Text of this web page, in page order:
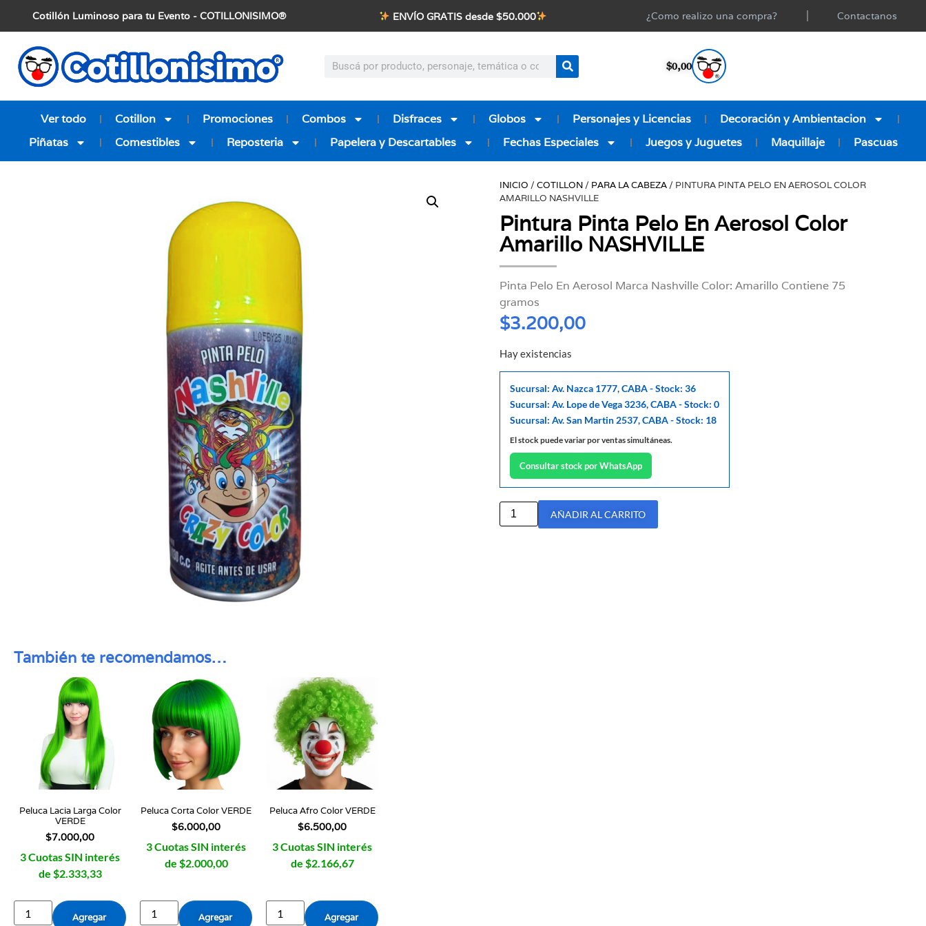
Cotillón Luminoso para tu Evento - COTILLONISIMO® ENVÍO GRATIS desde $50.000 ¿Como realizo una compra? Contactanos
$0,00
Ver todo Cotillon Promociones Combos Disfraces Globos Personajes y Licencias
Decoración y Ambientacion
Piñatas
Comestibles Reposteria Papelera y Descartables Fechas Especiales Juegos y Juguetes Maquillaje Pascuas
También te recomendamos…
Peluca Lacia Larga Color
VERDE
$7.000,00
3 Cuotas SIN interés
de $2.333,33
Agregar
Peluca Corta Color VERDE
$6.000,00
3 Cuotas SIN interés
de $2.000,00
Agregar
Peluca Afro Color VERDE
$6.500,00
3 Cuotas SIN interés
de $2.166,67
Agregar
INICIO /COTILLON/ PARA LA CABEZA/ PINTURA PINTA PELO EN AEROSOL COLOR
AMARILLO NASHVILLE
Pintura Pinta Pelo En Aerosol Color
Amarillo NASHVILLE
Pinta Pelo En Aerosol Marca Nashville Color: Amarillo Contiene 75
gramos
$3.200,00
Hay existencias
Sucursal: Av. Nazca 1777, CABA - Stock: 36
Sucursal: Av. Lope de Vega 3236, CABA - Stock: 0
Sucursal: Av. San Martin 2537, CABA - Stock: 18
El stock puede variar por ventas simultáneas.
Consultar stock por WhatsApp
AÑADIR AL CARRITO